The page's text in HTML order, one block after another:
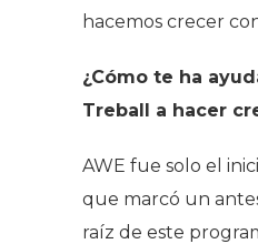
hacemos crecer
¿Cómo te ha
Treball a hacer
AWE fue solo el
que marcó un
raíz de este